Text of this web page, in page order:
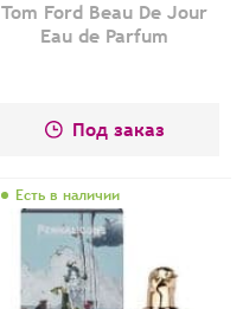
Tom Ford Beau De Jour
Eau de Parfum
Под заказ
Есть в наличии